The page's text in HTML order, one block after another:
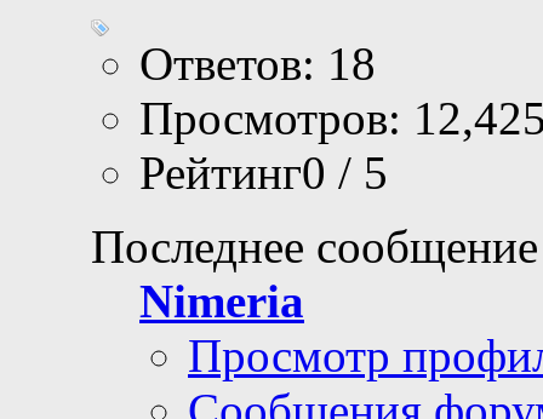
Ответов: 18
Просмотров:
Рейтинг0 / 5
Последнее
Nimeria
Просмотр